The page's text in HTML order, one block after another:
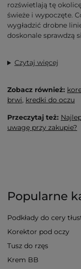
rozświetlają tę
świeże i wypoczęte.
wygładzić drobne
doskonale sprawdzą
Czytaj więcej
Zobacz również:
brwi, kredki do oczu
Przeczytaj też:
uwagę przy zakupie?
Popularne
Podkłady do cery
Korektor pod oczy
Tusz do rzęs
Krem BB